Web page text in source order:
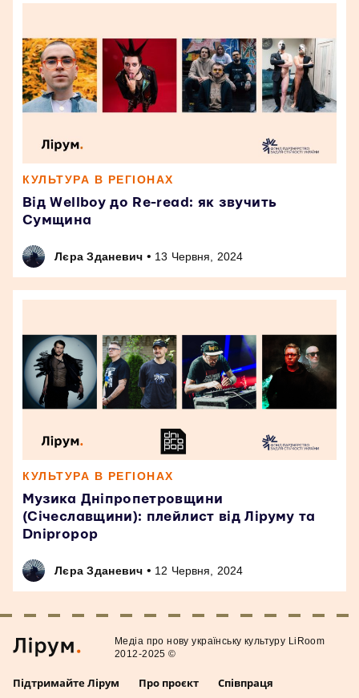
КУЛЬТУРА В РЕГІОНАХ
Від Wellboy до Re-read: як звучить
Сумщина
Лєра Зданевич • 13 Червня, 2024
КУЛЬТУРА В РЕГІОНАХ
Музика Дніпропетровщини
(Січеславщини): плейлист від Ліруму та
Dnipropop
Лєра Зданевич • 12 Червня, 2024
Підтримайте Лірум Про проєкт Співпраця
Медiа про нову українську культуру LiRoom
2012-2025 ©